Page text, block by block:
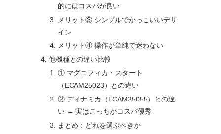
的にはコスパが良い
メリット③ シンプルでかっこいいデザ
イン
メリット④ 操作が単純で迷わない
他機種との違い比較
① マグニフィカ・スタート
（ECAM25023）との違い
② ディナミカ（ECAM35055）との違
い ← 実はこっちがコスパ優秀
まとめ：どれを選ぶべきか